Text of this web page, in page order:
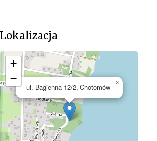
Lokalizacja
ul. Bagienna 12/2, Chotomów
×
+
−